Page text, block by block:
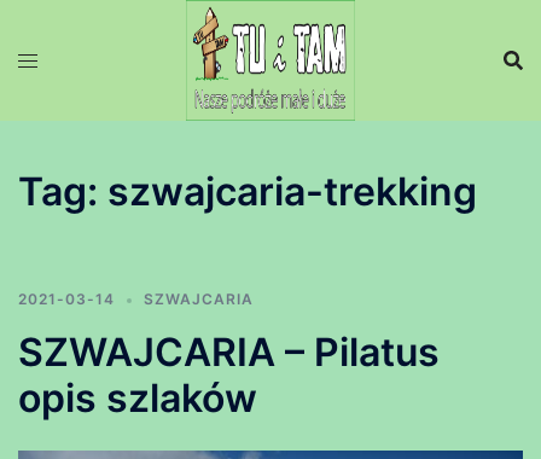
Tag: szwajcaria-trekking
2021-03-14 SZWAJCARIA
SZWAJCARIA – Pilatus
opis szlaków